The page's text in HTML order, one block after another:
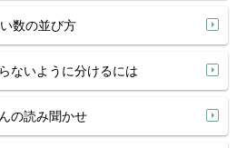
数の並び方
ないように分けるには
の読み聞かせ